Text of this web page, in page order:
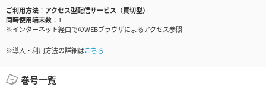
ご利用方法
アクセス型配信サービス（買切型）
同時使用端末数
1
※インターネット経由でのWEBブラウザによるアクセス参照
※導入・利用方法の詳細はこちら
巻号一覧